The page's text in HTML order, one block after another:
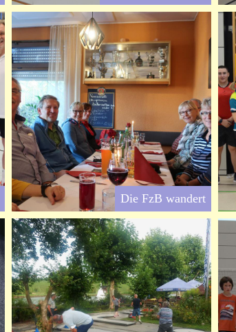
Die FzB wandert